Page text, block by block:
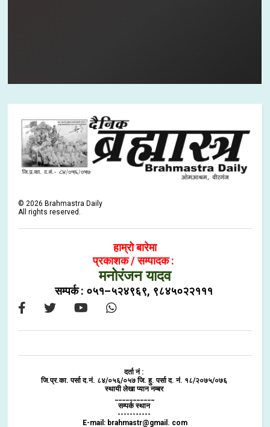
©2026 Brahmastra Daily
All rights reserved.
हाम्रो बारेमा
प्रकाशक / सम्पादक :
मनोरंजन यादव
सम्पर्क : ०५१–५२४९६९, ९८४५०२२१११
दर्ता नं :
जि.प्र.का. पर्सा द.नं. ८४/०५६/०५७ जि. हु. पर्सा द. नं. १८/२०७५/०७६
स्थायी लेखा प्यान नम्बर
___________
सम्पर्क स्थान
-----------
E-mail: brahmastr@gmail. com